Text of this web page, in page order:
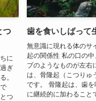
つ
に
ぎ
。
つ
歯を食いしばって
無意識に現れる体のサ
起の関係性 私の口の
ブのようなものが左右
は、骨隆起（こつりゅ
です。 骨隆起は、歯
に継続的に加わること